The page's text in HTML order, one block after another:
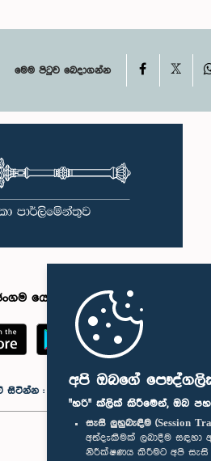
අපි ඔබගේ
"හරි" ක්ලික් කිරීමෙන්, ඔබ
සැසි ලුහුබැඳීම (Session
අත්දැකීමක් ලබාදීම සඳහා
නිරීක්ෂණය කිරීමට අපි සැසි
මෙම පිටුව බෙදාගන්න Facebook
යෙදුම
සිටින්න :